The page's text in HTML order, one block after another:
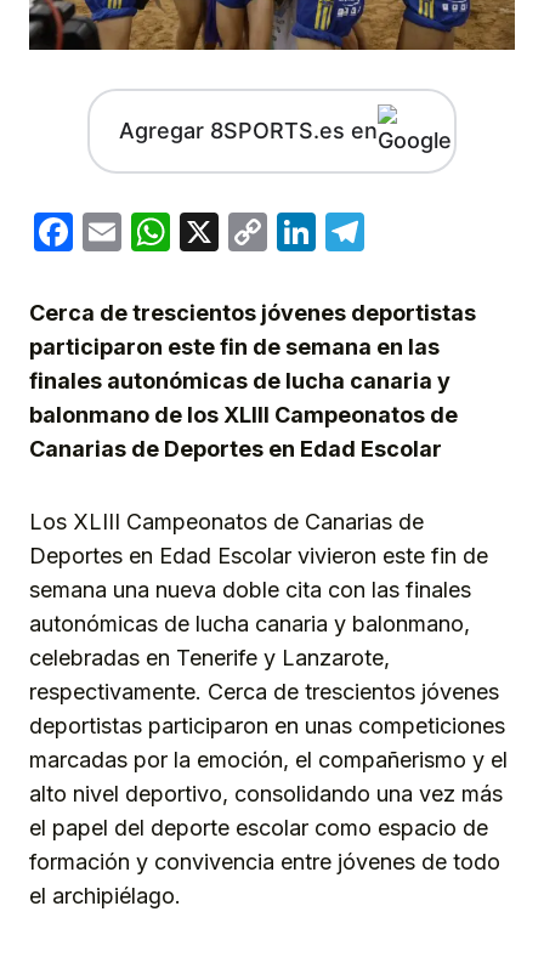
Agregar 8SPORTS.es en
Facebook
EmailWhatsApp
X
CopyLinkedIn
Cerca de trescientos jóvenes deportistas
participaron este fin de semana en las
finales autonómicas de lucha canaria y
balonmano de los XLIII Campeonatos de
Canarias de Deportes en Edad Escolar
Los XLIII Campeonatos de Canarias de
Deportes en Edad Escolar vivieron este fin de
semana una nueva doble cita con las finales
autonómicas de lucha canaria y balonmano,
celebradas en Tenerife y Lanzarote,
respectivamente. Cerca de trescientos jóvenes
deportistas participaron en unas competiciones
marcadas por la emoción, el compañerismo y el
alto nivel deportivo, consolidando una vez más
el papel del deporte escolar como espacio de
formación y convivencia entre jóvenes de todo
el archipiélago.